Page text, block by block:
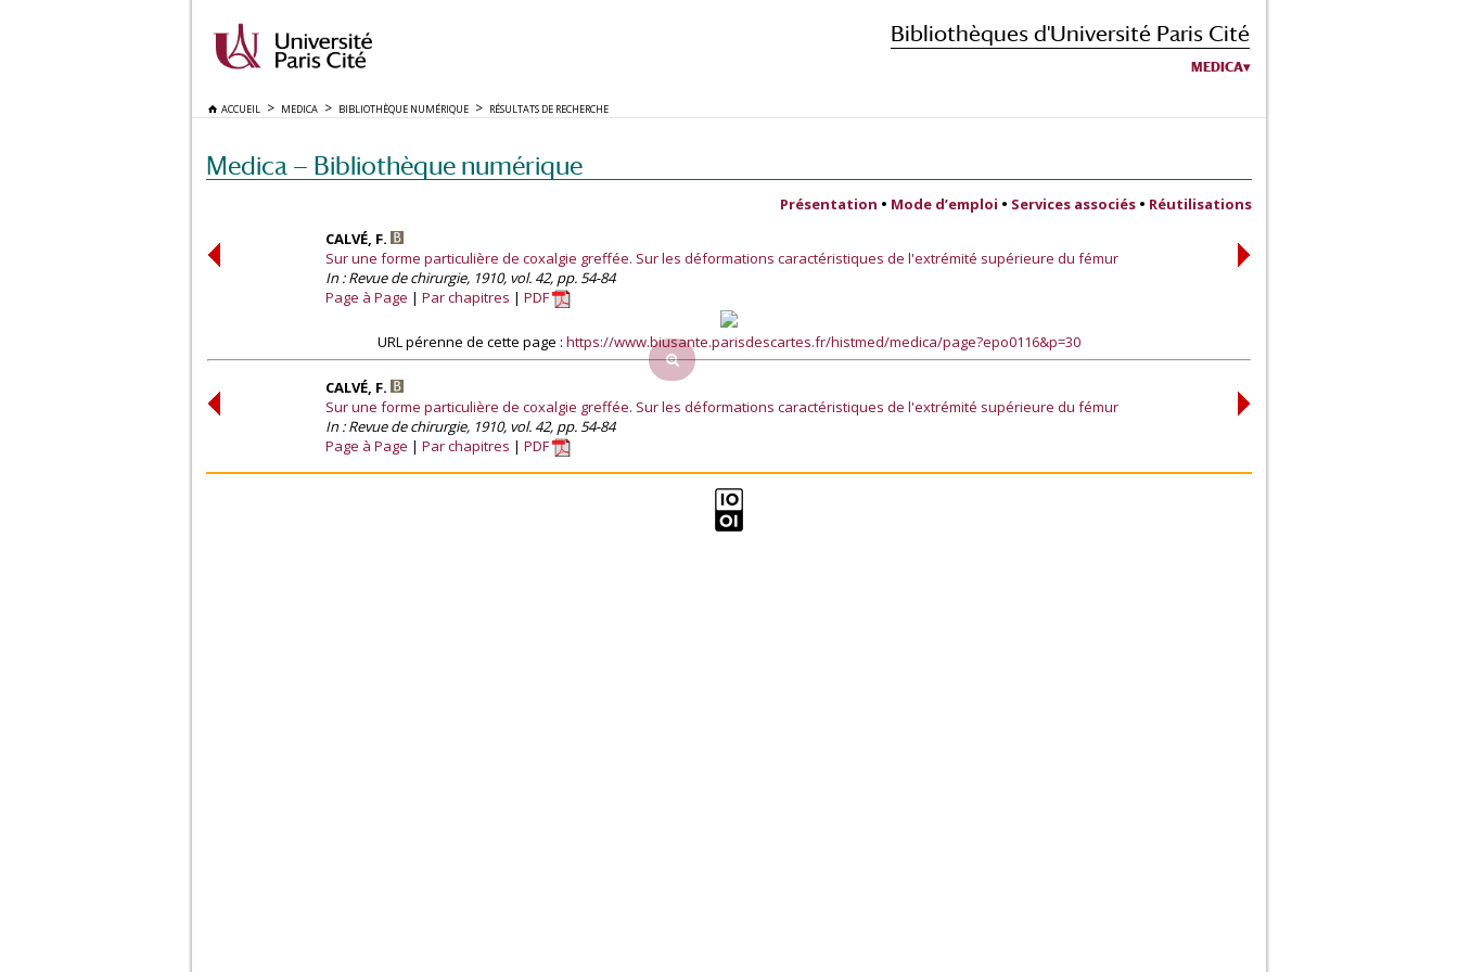
Bibliothèques d'Université Paris Cité
MEDICA
ACCUEIL MEDICA BIBLIOTHÈQUE NUMÉRIQUE RÉSULTATS DE RECHERCHE
Medica — Bibliothèque numérique
Présentation • Mode d’emploi • Services associés • Réutilisations
CALVÉ, F.
Sur une forme particulière de coxalgie greffée. Sur les déformations caractéristiques de l'extrémité supérieure du fémur
In : Revue de chirurgie, 1910, vol. 42, pp. 54-84
Page à Page
Par chapitres PDF
URL pérenne de cette page : https://www.biusante.parisdescartes.fr/histmed/medica/page?epo0116&p=30
CALVÉ, F.
Sur une forme particulière de coxalgie greffée. Sur les déformations caractéristiques de l'extrémité supérieure du fémur
In : Revue de chirurgie, 1910, vol. 42, pp. 54-84
Page à Page
Par chapitres PDF